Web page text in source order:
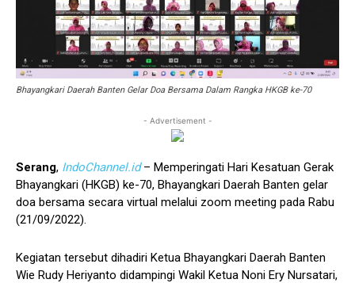
Bhayangkari Daerah Banten Gelar Doa Bersama Dalam Rangka HKGB ke-70
- Advertisement -
Serang, IndoChannel.id – Memperingati Hari Kesatuan Gerak
Bhayangkari (HKGB) ke-70, Bhayangkari Daerah Banten gelar
doa bersama secara virtual melalui zoom meeting pada Rabu
(21/09/2022).
Kegiatan tersebut dihadiri Ketua Bhayangkari Daerah Banten
Wie Rudy Heriyanto didampingi Wakil Ketua Noni Ery Nursatari,